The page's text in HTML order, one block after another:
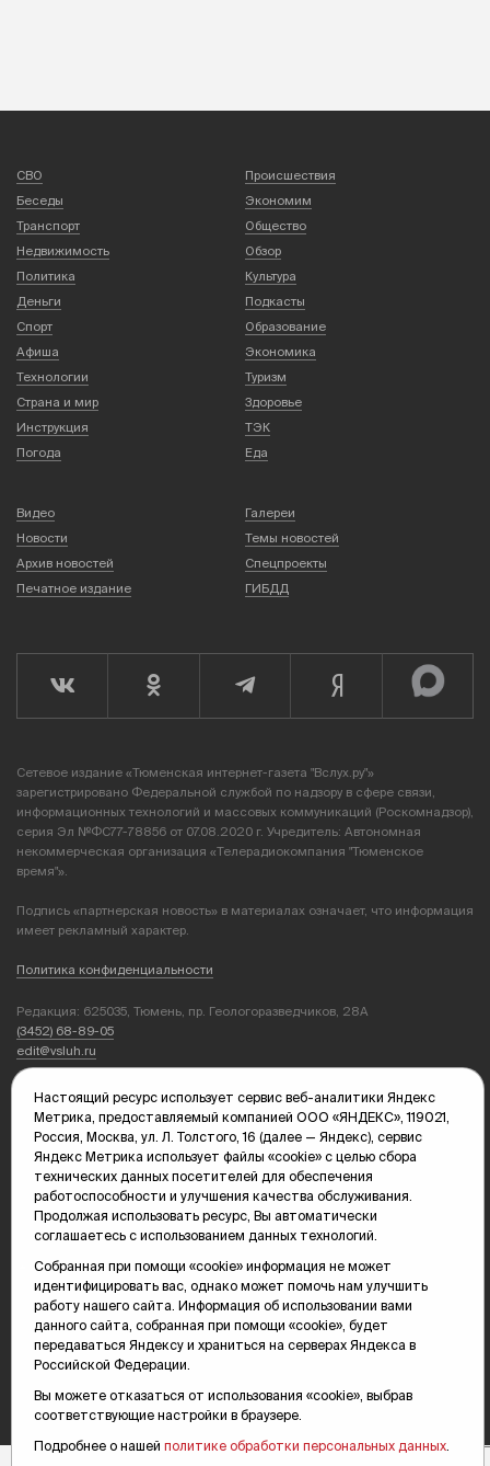
СВО
Происшествия
Беседы
Экономим
Транспорт
Общество
Недвижимость
Обзор
Политика
Культура
Деньги
Подкасты
Спорт
Образование
Афиша
Экономика
Технологии
Туризм
Страна и мир
Здоровье
Инструкция
ТЭК
Погода
Еда
Видео
Галереи
Новости
Темы новостей
Архив новостей
Спецпроекты
Печатное издание
ГИБДД
Сетевое издание «Тюменская интернет-газета "Вслух.ру"»
зарегистрировано Федеральной службой по надзору в сфере связи,
информационных технологий и массовых коммуникаций (Роскомнадзор),
серия Эл №ФС77-78856 от 07.08.2020 г. Учредитель: Автономная
некоммерческая организация «Телерадиокомпания "Тюменское
время"».
Подпись «партнерская новость» в материалах означает, что информация
имеет рекламный характер.
Политика конфиденциальности
Редакция: 625035, Тюмень, пр. Геологоразведчиков, 28А
(3452) 68-89-05
edit@vsluh.ru
Главный редактор: Панкина Т.Ю.
kika@vsluh.ru
По вопросам рекламы:
kotovaev@sibinformburo.ru
mim@vsluh.ru
© 2000-2026 Тюменская интернет-газета «Вслух.ру»
Карта сайта
Настоящий ресурс использует сервис веб-аналитики Яндекс
Метрика, предоставляемый компанией ООО «ЯНДЕКС», 119021,
Россия, Москва, ул. Л. Толстого, 16 (далее — Яндекс), сервис
Яндекс Метрика использует файлы «cookie» с целью сбора
технических данных посетителей для обеспечения
работоспособности и улучшения качества обслуживания.
Продолжая использовать ресурс, Вы автоматически
соглашаетесь с использованием данных технологий.
Собранная при помощи «cookie» информация не может
идентифицировать вас, однако может помочь нам улучшить
работу нашего сайта. Информация об использовании вами
данного сайта, собранная при помощи «cookie», будет
передаваться Яндексу и храниться на серверах Яндекса в
Российской Федерации.
Вы можете отказаться от использования «cookie», выбрав
соответствующие настройки в браузере.
Подробнее о нашей политике обработки персональных данных